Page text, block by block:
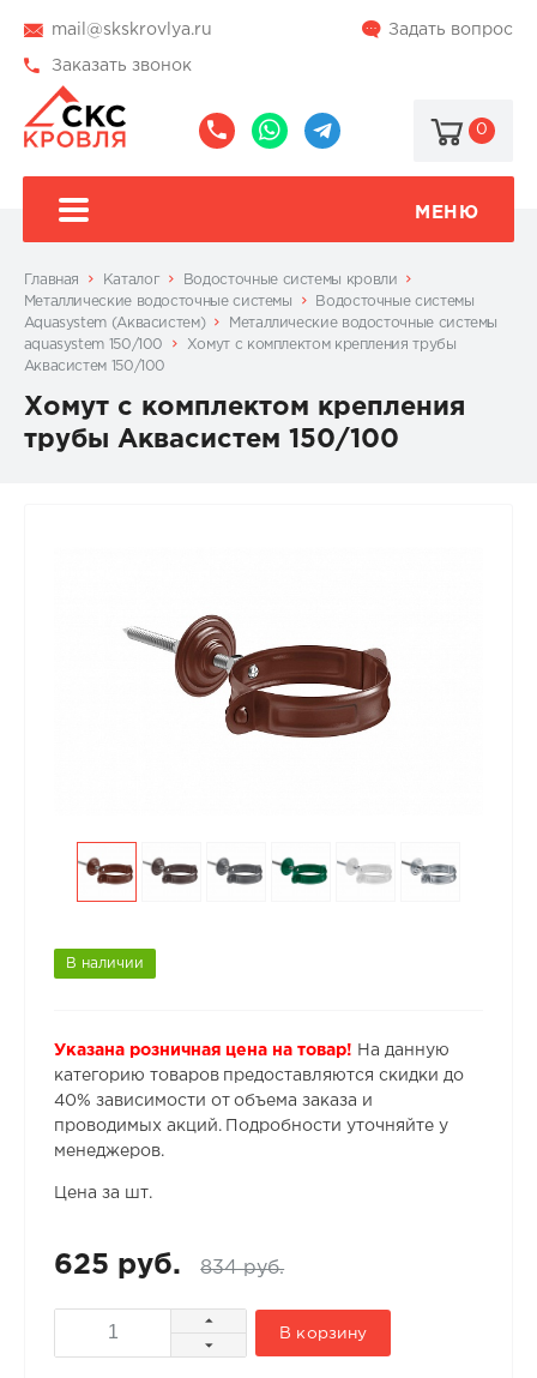
mail@skskrovlya.ru Задать вопрос
Заказать звонок
0
МЕНЮ
Главная Каталог
Водосточные системы кровли
Металлические водосточные системы
Водосточные системы
Aquasystem (Аквасистем)
Металлические водосточные системы
aquasystem 150/100
Хомут с комплектом крепления трубы
Аквасистем 150/100
Хомут с комплектом крепления
трубы Аквасистем 150/100
В наличии
Указана розничная цена на товар! На данную
категорию товаров предоставляются скидки до
40% зависимости от объема заказа и
проводимых акций. Подробности уточняйте у
менеджеров.
Цена за шт.
625 руб. 834 руб.
В корзину